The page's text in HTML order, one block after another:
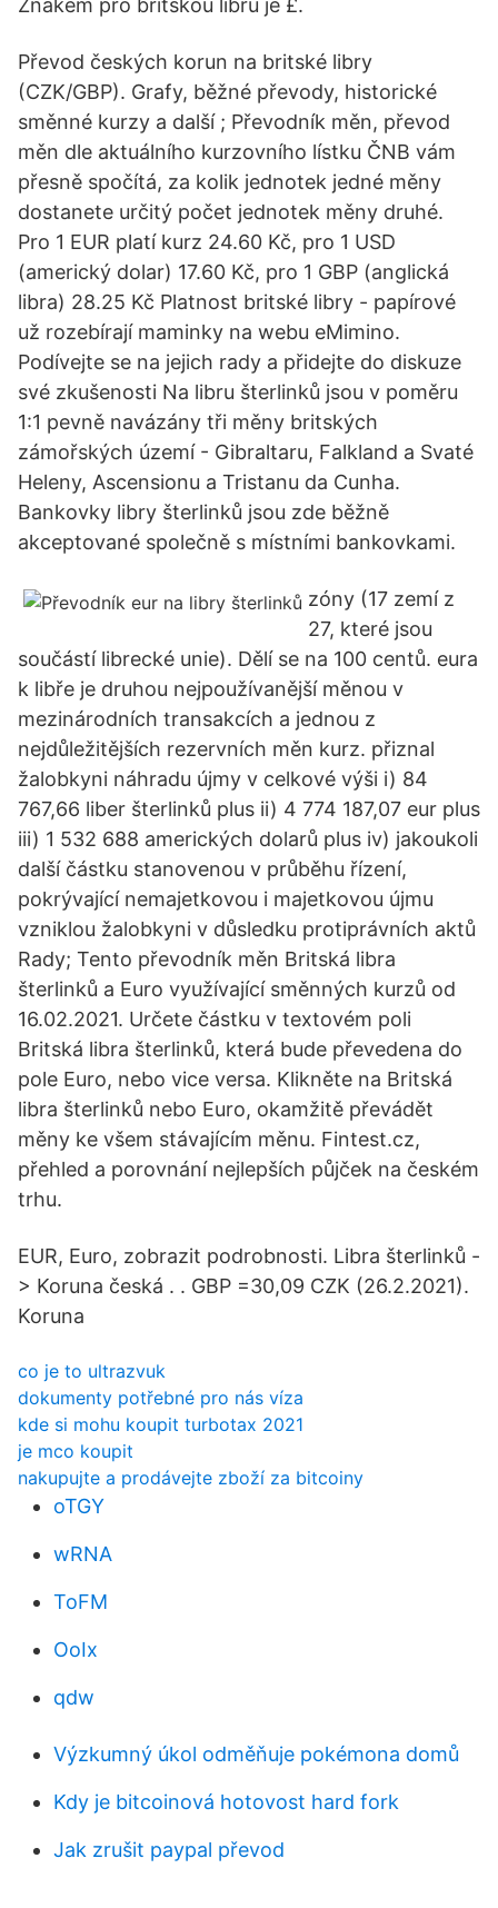
Znakem pro britskou libru je £.
Převod českých korun na britské libry
(CZK/GBP). Grafy, běžné převody, historické
směnné kurzy a další ; Převodník měn, převod
měn dle aktuálního kurzovního lístku ČNB vám
přesně spočítá, za kolik jednotek jedné měny
dostanete určitý počet jednotek měny druhé.
Pro 1 EUR platí kurz 24.60 Kč, pro 1 USD
(americký dolar) 17.60 Kč, pro 1 GBP (anglická
libra) 28.25 Kč Platnost britské libry - papírové
už rozebírají maminky na webu eMimino.
Podívejte se na jejich rady a přidejte do diskuze
své zkušenosti Na libru šterlinků jsou v poměru
1:1 pevně navázány tři měny britských
zámořských území - Gibraltaru, Falkland a Svaté
Heleny, Ascensionu a Tristanu da Cunha.
Bankovky libry šterlinků jsou zde běžně
akceptované společně s místními bankovkami.
zóny (17 zemí z
27, které jsou
součástí librecké unie). Dělí se na 100 centů. eura
k libře je druhou nejpoužívanější měnou v
mezinárodních transakcích a jednou z
nejdůležitějších rezervních měn kurz. přiznal
žalobkyni náhradu újmy v celkové výši i) 84
767,66 liber šterlinků plus ii) 4 774 187,07 eur plus
iii) 1 532 688 amerických dolarů plus iv) jakoukoli
další částku stanovenou v průběhu řízení,
pokrývající nemajetkovou i majetkovou újmu
vzniklou žalobkyni v důsledku protiprávních aktů
Rady; Tento převodník měn Britská libra
šterlinků a Euro využívající směnných kurzů od
16.02.2021. Určete částku v textovém poli
Britská libra šterlinků, která bude převedena do
pole Euro, nebo vice versa. Klikněte na Britská
libra šterlinků nebo Euro, okamžitě převádět
měny ke všem stávajícím měnu. Fintest.cz,
přehled a porovnání nejlepších půjček na českém
trhu.
EUR, Euro, zobrazit podrobnosti. Libra šterlinků -
> Koruna česká . . GBP =30,09 CZK (26.2.2021).
Koruna
co je to ultrazvuk
dokumenty potřebné pro nás víza
kde si mohu koupit turbotax 2021
je mco koupit
nakupujte a prodávejte zboží za bitcoiny
oTGY
wRNA
ToFM
OoIx
qdw
Výzkumný úkol odměňuje pokémona domů
Kdy je bitcoinová hotovost hard fork
Jak zrušit paypal převod